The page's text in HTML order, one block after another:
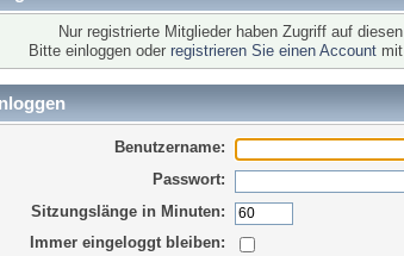
Nur registrierte Mitglieder haben Zugriff auf diesen
Bitte einloggen oder registrieren Sie einen Accountmit
Benutzername:
Passwort:
Sitzungslänge in Minuten:
Immer eingeloggt bleiben: